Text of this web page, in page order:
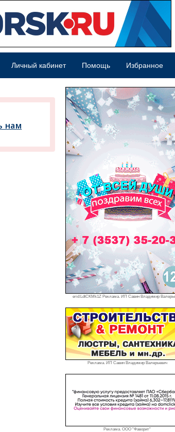
Личный кабинет Помощь Избранное
erid:LdtCKMk1Z Реклама. ИП Савин Владимир
Реклама. ИП Савин Владимир Валерьевич
Реклама. ООО "Фаворит"
нам